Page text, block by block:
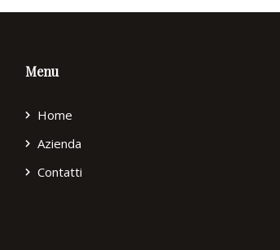
Menu
Home
Azienda
Contatti